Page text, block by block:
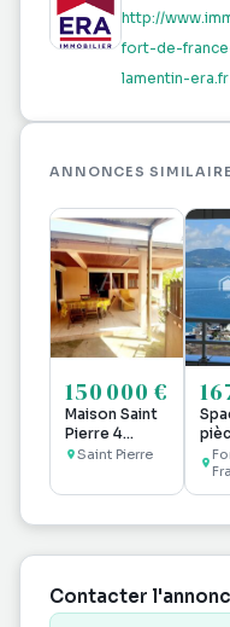
http://
fort-de-
lamentin-era.fr
ANNONCES
150 000 €
Maison Saint
Pierre 4
pièce(s) 102
Localisation
Saint Pierre
vue
à
Contacter